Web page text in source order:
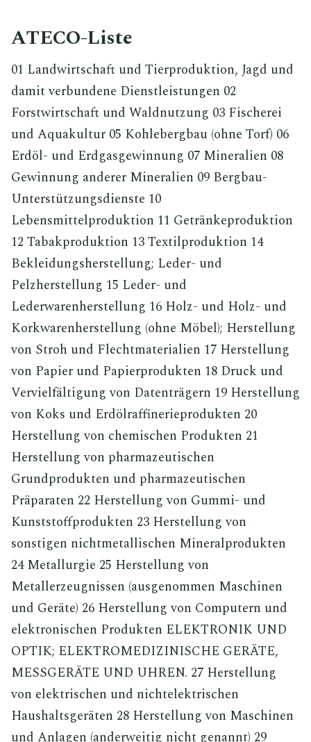
ATECO-Liste
01 Landwirtschaft und Tierproduktion, Jagd und
damit verbundene Dienstleistungen 02
Forstwirtschaft und Waldnutzung 03 Fischerei
und Aquakultur 05 Kohlebergbau (ohne Torf) 06
Erdöl- und Erdgasgewinnung 07 Mineralien 08
Gewinnung anderer Mineralien 09 Bergbau-
Unterstützungsdienste 10
Lebensmittelproduktion 11 Getränkeproduktion
12 Tabakproduktion 13 Textilproduktion 14
Bekleidungsherstellung; Leder- und
Pelzherstellung 15 Leder- und
Lederwarenherstellung 16 Holz- und Holz- und
Korkwarenherstellung (ohne Möbel); Herstellung
von Stroh und Flechtmaterialien 17 Herstellung
von Papier und Papierprodukten 18 Druck und
Vervielfältigung von Datenträgern 19 Herstellung
von Koks und Erdölraffinerieprodukten 20
Herstellung von chemischen Produkten 21
Herstellung von pharmazeutischen
Grundprodukten und pharmazeutischen
Präparaten 22 Herstellung von Gummi- und
Kunststoffprodukten 23 Herstellung von
sonstigen nichtmetallischen Mineralprodukten
24 Metallurgie 25 Herstellung von
Metallerzeugnissen (ausgenommen Maschinen
und Geräte) 26 Herstellung von Computern und
elektronischen Produkten ELEKTRONIK UND
OPTIK; ELEKTROMEDIZINISCHE GERÄTE,
MESSGERÄTE UND UHREN. 27 Herstellung
von elektrischen und nichtelektrischen
Haushaltsgeräten 28 Herstellung von Maschinen
und Anlagen (anderweitig nicht genannt) 29